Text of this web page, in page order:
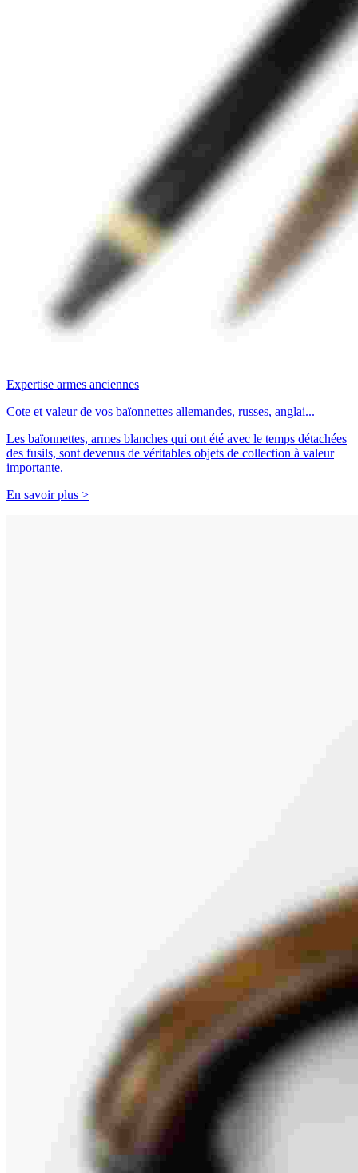
Expertise armes anciennes
Cote et valeur de vos baïonnettes allemandes, russes, anglai...
Les baïonnettes, armes blanches qui ont été avec le temps détachées
des fusils, sont devenus de véritables objets de collection à valeur
importante.
En savoir plus >